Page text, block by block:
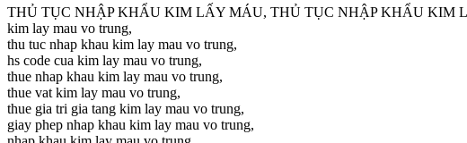
THỦ TỤC NHẬP KHẨU KIM LẤY MÁU, THỦ TỤC NHẬP KHẨU KIM
kim lay mau vo trung,
thu tuc nhap khau kim lay mau vo trung,
hs code cua kim lay mau vo trung,
thue nhap khau kim lay mau vo trung,
thue vat kim lay mau vo trung,
thue gia tri gia tang kim lay mau vo trung,
giay phep nhap khau kim lay mau vo trung,